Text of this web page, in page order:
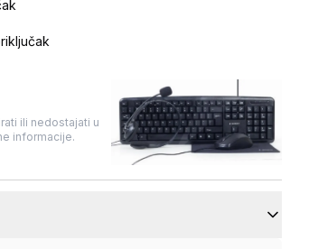
ili nedostajati u
informacije.